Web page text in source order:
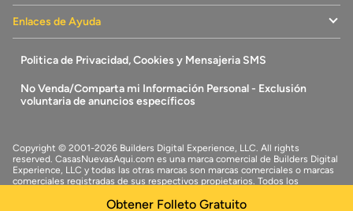
Obtener Folleto Gratuito
Enlaces de Ayuda
Politica de Privacidad, Cookies y Mensajeria SMS
No Venda/Comparta mi Información Personal - Exclusión
voluntaria de anuncios específicos
Copyright © 2001-2026 Builders Digital Experience, LLC. All rights
reserved. CasasNuevasAqui.com es una marca comercial de Builders Digital
Experience, LLC y todas las otras marcas son marcas comerciales o marcas
comerciales registradas de sus respectivos propietarios. Todos los